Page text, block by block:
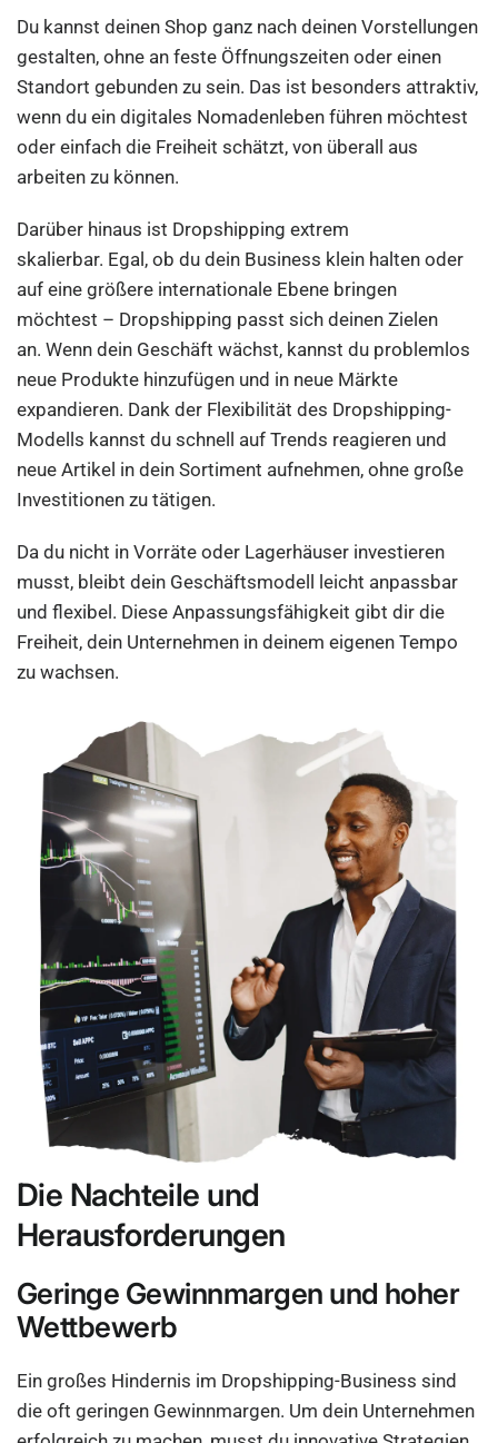
Du kannst deinen Shop ganz nach deinen Vorstellungen
gestalten, ohne an feste Öffnungszeiten oder einen
Standort gebunden zu sein. Das ist besonders attraktiv,
wenn du ein digitales Nomadenleben führen möchtest
oder einfach die Freiheit schätzt, von überall aus
arbeiten zu können.
Darüber hinaus ist Dropshipping extrem
skalierbar. Egal, ob du dein Business klein halten oder
auf eine größere internationale Ebene bringen
möchtest – Dropshipping passt sich deinen Zielen
an. Wenn dein Geschäft wächst, kannst du problemlos
neue Produkte hinzufügen und in neue Märkte
expandieren. Dank der Flexibilität des Dropshipping-
Modells kannst du schnell auf Trends reagieren und
neue Artikel in dein Sortiment aufnehmen, ohne große
Investitionen zu tätigen.
Da du nicht in Vorräte oder Lagerhäuser investieren
musst, bleibt dein Geschäftsmodell leicht anpassbar
und flexibel. Diese Anpassungsfähigkeit gibt dir die
Freiheit, dein Unternehmen in deinem eigenen Tempo
zu wachsen.
Die Nachteile und
Herausforderungen
Geringe Gewinnmargen und hoher
Wettbewerb
Ein großes Hindernis im Dropshipping-Business sind
die oft geringen Gewinnmargen. Um dein Unternehmen